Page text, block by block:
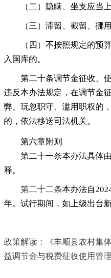
（二）隐瞒、坐支应当上
（三）滞留、截留、挪用
（四）不按照规定的预算
入国库的。
第二十条调节金征收、使
违反本办法规定 ， 在调节金
弊、玩忽职守、滥用职权的
的，依法移送司法机关。
第六章附则
第二十一条本办法具体由
释。
第二十二条本办法自
年。试行期间 ， 如上级出台
政策解读：《丰顺县农村集
益调节金与税费征收使用管